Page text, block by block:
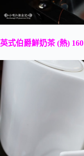
英式伯爵鮮奶茶 (熱) 160